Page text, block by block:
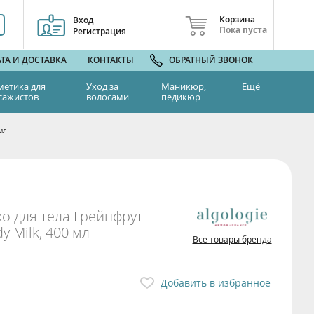
Вход
Регистрация
Корзина
Пока пуста
И ДОСТАВКА КОНТАКТЫ ОБРАТНЫЙ ЗВОНОК
для
Уход за
волосами
Маникюр,
педикюр
Ещё
для тела Грейпфрут
Milk, 400 мл
Все товары бренда
Добавить в избранное